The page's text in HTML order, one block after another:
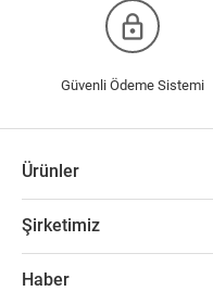
lock_outline
Güvenli Ödeme Sistemi
Ürünler
Şirketimiz
Haber